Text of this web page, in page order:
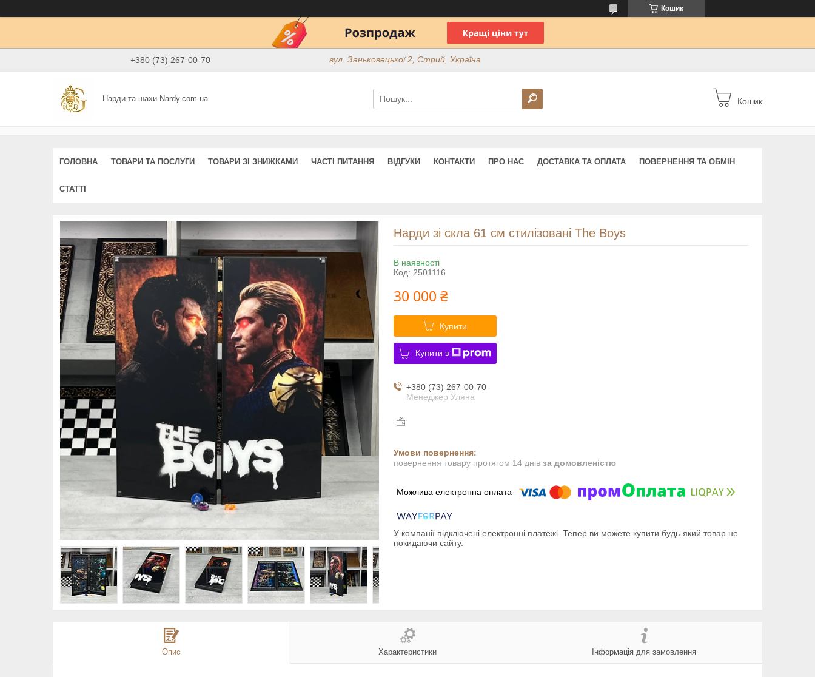
Кошик
+380 (73) 267-00-70 вул. Заньковецької 2, Стрий, Україна
Нарди та шахи Nardy.com.ua Кошик
ГОЛОВНА ТОВАРИ ТА ПОСЛУГИ ТОВАРИ ЗІ ЗНИЖКАМИ ЧАСТІ ПИТАННЯ ВІДГУКИ КОНТАКТИ ПРО НАС ДОСТАВКА ТА ОПЛАТА ПОВЕРНЕННЯ ТА ОБМІН
СТАТТІ
Нарди зі скла 61 см стилізовані The Boys
В наявності
Код: 2501116
30 000 ₴
Купити
Купити з
+380 (73) 267-00-70
Менеджер Уляна
повернення товару протягом 14 днів за домовленістю
У компанії підключені електронні платежі. Тепер ви можете купити будь-який товар не
покидаючи сайту.
Опис Характеристики Інформація для замовлення